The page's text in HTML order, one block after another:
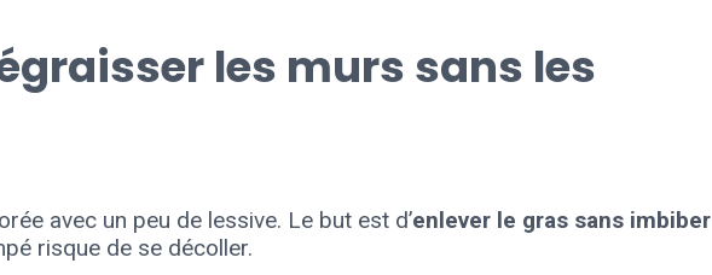
les murs sans les
avec un peu de lessive. Le but est d’enlever le gras sans imbiber
risque de se décoller.